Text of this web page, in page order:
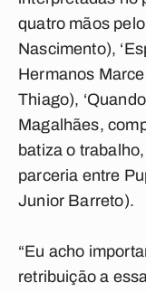
quatro mãos
Nascimento),
Hermanos
Thiago),
Magalhães,
batiza o
parceria entre
Junior Barreto).
“Eu acho
retribuição a